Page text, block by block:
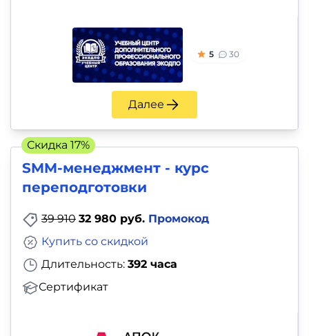
5 30
Далее
SMM-менеджмент - курс
переподготовки
39 910 32 980 руб. Промокод
Длительность: 392 часа
Сертификат
Купить со скидкой
Скидка 17%